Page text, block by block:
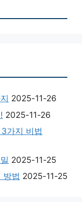
2025-11-26
2025-11-26
가지 비법
2025-11-25
방법 2025-11-25